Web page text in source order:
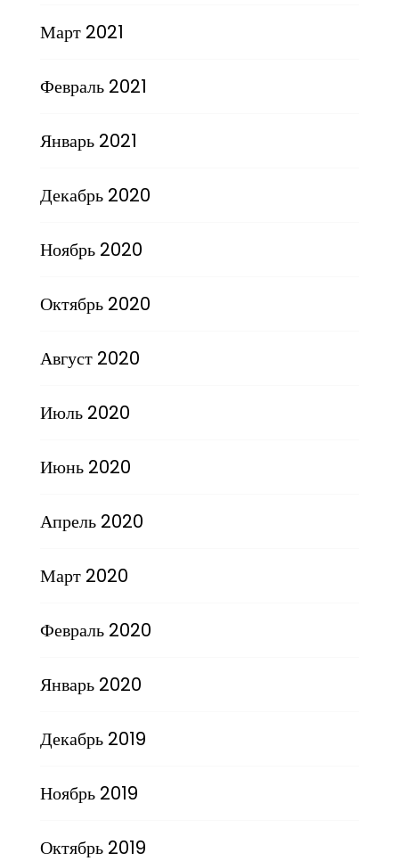
Март 2021
Февраль 2021
Январь 2021
Декабрь 2020
Ноябрь 2020
Октябрь 2020
Август 2020
Июль 2020
Июнь 2020
Апрель 2020
Март 2020
Февраль 2020
Январь 2020
Декабрь 2019
Ноябрь 2019
Октябрь 2019